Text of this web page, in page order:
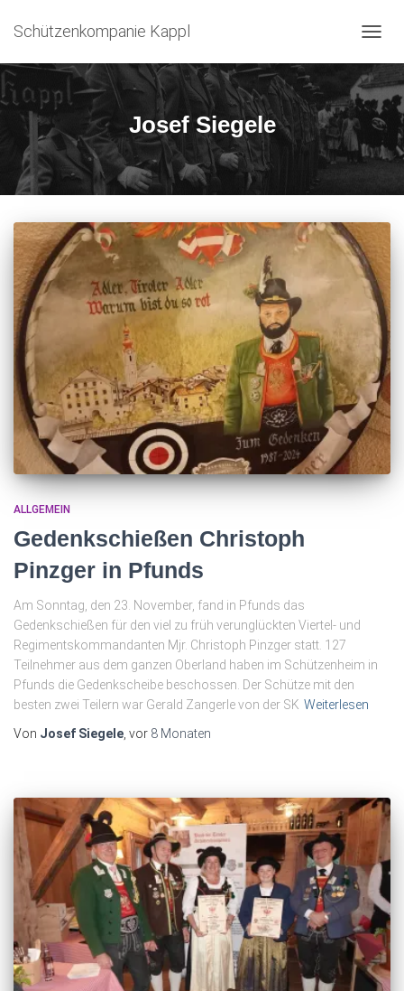
Schützenkompanie Kappl
Josef Siegele
ALLGEMEIN
Gedenkschießen Christoph
Pinzger in Pfunds
Am Sonntag, den 23. November, fand in Pfunds das
Gedenkschießen für den viel zu früh verunglückten Viertel- und
Regimentskommandanten Mjr. Christoph Pinzger statt. 127
Teilnehmer aus dem ganzen Oberland haben im Schützenheim in
Pfunds die Gedenkscheibe beschossen. Der Schütze mit den
besten zwei Teilern war Gerald Zangerle von der SK Weiterlesen
Von Josef Siegele , vor 8 Monaten